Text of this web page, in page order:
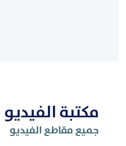
مكتبة الفيديو
جميع مقاطع الفيديو